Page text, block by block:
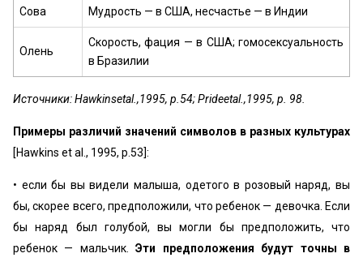
Сова Мудрость — в США, несчастье — в Индии
Олень
Скорость, фация — в США; гомосексуальность
в Бразилии
Источники: Hawkinsetal.,1995, p.54; Prideetal.,1995, p. 98.
Примеры различий значений символов в разных культурах
[Hawkins et al., 1995, p.53]:
• если бы вы видели малыша, одетого в розовый наряд, вы
бы, скорее всего, предположили, что ребенок — девочка. Если
бы наряд был голубой, вы могли бы предположить, что
ребенок — мальчик.Эти предположения будут точны в